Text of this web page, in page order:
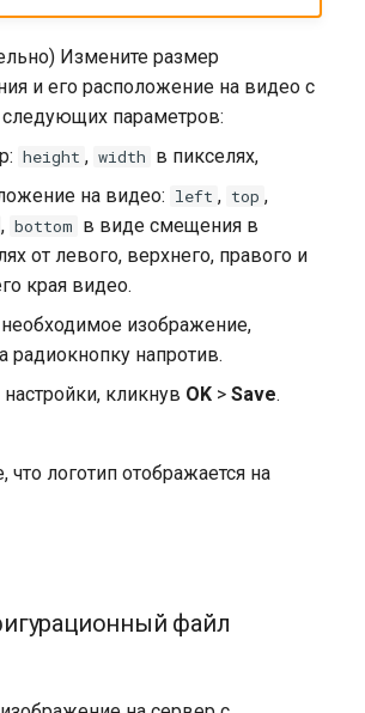
Измените размер
и его расположение на видео с
параметров:
height , width в пикселях,
на видео: left , top ,
, bottom в виде смещения в
от левого, верхнего, правого и
края видео.
изображение,
радиокнопку напротив.
кликнув OK > Save.
что логотип отображается на
файл